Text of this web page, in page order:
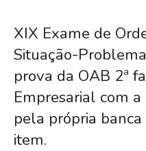
XIX Exame de
Situação-
prova da OAB 2ª
Empresarial com
pela própria
item.